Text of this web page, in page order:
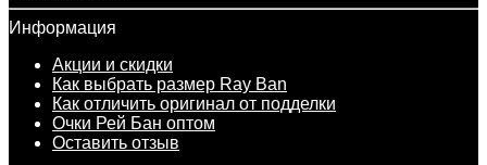
Информация
Акции и скидки
Как выбрать размер Ray Ban
Как отличить оригинал от подделки
Очки Рей Бан оптом
Оставить отзыв